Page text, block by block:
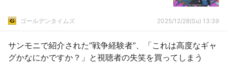
ゴールデンタイムズ 2025/12/28(Su) 13:39
サンモニで紹介された”戦争経験者”、「これは高度なギャ
グかなにかですか？」と視聴者の失笑を買ってしまう